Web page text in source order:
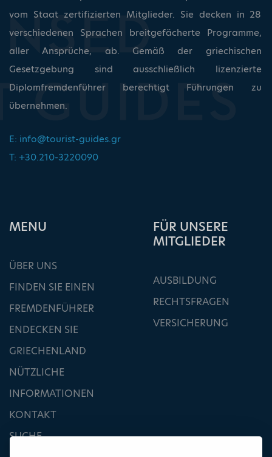
vom Staat zertifizierten Mitglieder. Sie decken in 28
verschiedenen Sprachen breitgefächerte Programme,
aller Ansprüche, ab. Gemäß der griechischen
Gesetzgebung sind ausschließlich lizenzierte
Diplomfremdenführer berechtigt Führungen zu
übernehmen.
E: info@tourist-guides.gr
T: +30.210-3220090
ΜΕΝU
ÜBER UNS
FINDEN SIE EINEN
FREMDENFÜHRER
ENDECKEN SIE
GRIECHENLAND
NÜTZLICHE
INFORMATIONEN
KONTAKT
SUCHE
FÜR UNSERE
MITGLIEDER
AUSBILDUNG
RECHTSFRAGEN
VERSICHERUNG